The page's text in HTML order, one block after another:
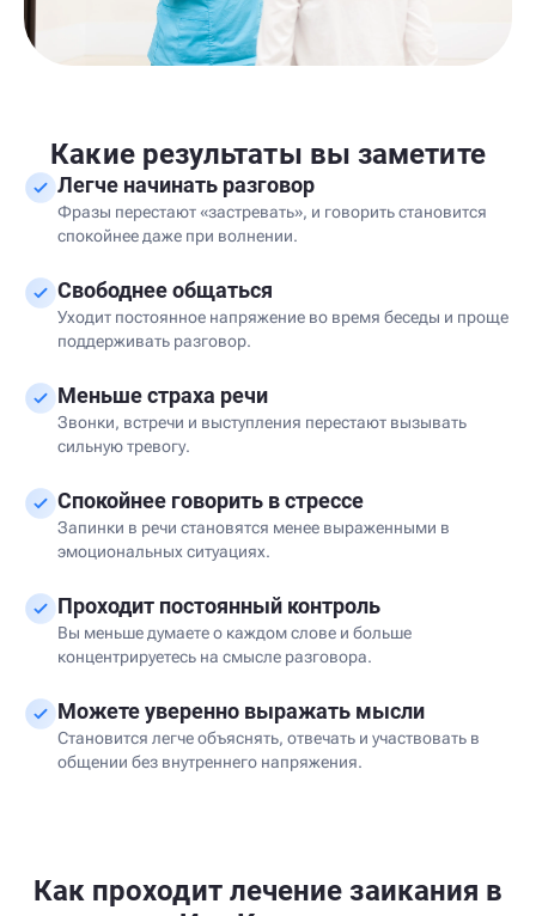
Какие результаты вы заметите
Легче начинать разговор
Фразы перестают «застревать», и говорить становится
спокойнее даже при волнении.
Свободнее общаться
Уходит постоянное напряжение во время беседы и проще
поддерживать разговор.
Меньше страха речи
Звонки, встречи и выступления перестают вызывать
сильную тревогу.
Спокойнее говорить в стрессе
Запинки в речи становятся менее выраженными в
эмоциональных ситуациях.
Проходит постоянный контроль
Вы меньше думаете о каждом слове и больше
концентрируетесь на смысле разговора.
Можете уверенно выражать мысли
Становится легче объяснять, отвечать и участвовать в
общении без внутреннего напряжения.
Как проходит лечение заикания в